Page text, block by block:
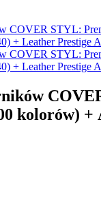
kolorów) +